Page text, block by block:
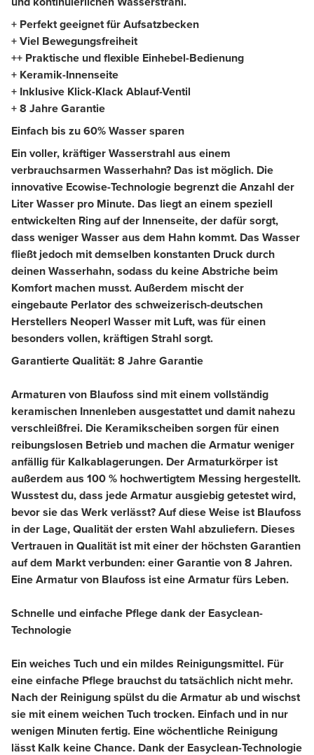
+ Perfekt geeignet für Aufsatzbecken
+ Viel Bewegungsfreiheit
++ Praktische und flexible Einhebel-Bedienung
+ Keramik-Innenseite
+ Inklusive Klick-Klack Ablauf-Ventil
+ 8 Jahre Garantie
Einfach bis zu 60% Wasser sparen
Ein voller, kräftiger Wasserstrahl aus einem
verbrauchsarmen Wasserhahn? Das ist möglich. Die
innovative Ecowise-Technologie begrenzt die Anzahl der
Liter Wasser pro Minute. Das liegt an einem speziell
entwickelten Ring auf der Innenseite, der dafür sorgt,
dass weniger Wasser aus dem Hahn kommt. Das Wasser
fließt jedoch mit demselben konstanten Druck durch
deinen Wasserhahn, sodass du keine Abstriche beim
Komfort machen musst. Außerdem mischt der
eingebaute Perlator des schweizerisch-deutschen
Herstellers Neoperl Wasser mit Luft, was für einen
besonders vollen, kräftigen Strahl sorgt.
Garantierte Qualität: 8 Jahre Garantie
Armaturen von Blaufoss sind mit einem vollständig
keramischen Innenleben ausgestattet und damit nahezu
verschleißfrei. Die Keramikscheiben sorgen für einen
reibungslosen Betrieb und machen die Armatur weniger
anfällig für Kalkablagerungen. Der Armaturkörper ist
außerdem aus 100 % hochwertigtem Messing hergestellt.
Wusstest du, dass jede Armatur ausgiebig getestet wird,
bevor sie das Werk verlässt? Auf diese Weise ist Blaufoss
in der Lage, Qualität der ersten Wahl abzuliefern. Dieses
Vertrauen in Qualität ist mit einer der höchsten Garantien
auf dem Markt verbunden: einer Garantie von 8 Jahren.
Eine Armatur von Blaufoss ist eine Armatur fürs Leben.
Schnelle und einfache Pflege dank der Easyclean-
Technologie
Ein weiches Tuch und ein mildes Reinigungsmittel. Für
eine einfache Pflege brauchst du tatsächlich nicht mehr.
Nach der Reinigung spülst du die Armatur ab und wischst
sie mit einem weichen Tuch trocken. Einfach und in nur
wenigen Minuten fertig. Eine wöchentliche Reinigung
lässt Kalk keine Chance. Dank der Easyclean-Technologie